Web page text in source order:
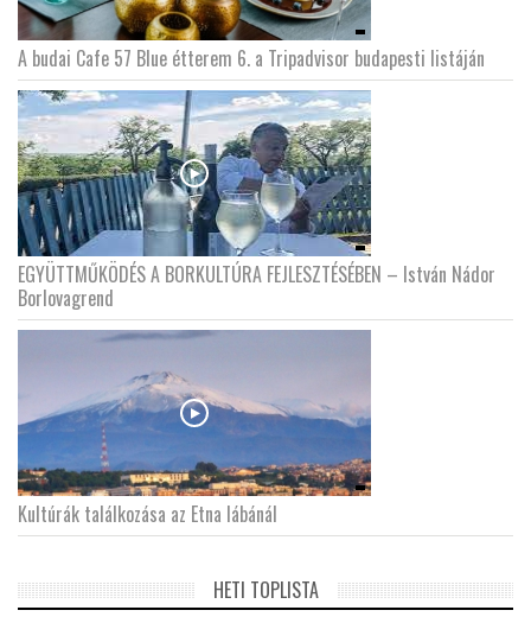
A budai Cafe 57 Blue étterem 6. a Tripadvisor budapesti listáján
EGYÜTTMŰKÖDÉS A BORKULTÚRA FEJLESZTÉSÉBEN – István Nádor
Borlovagrend
Kultúrák találkozása az Etna lábánál
HETI TOPLISTA